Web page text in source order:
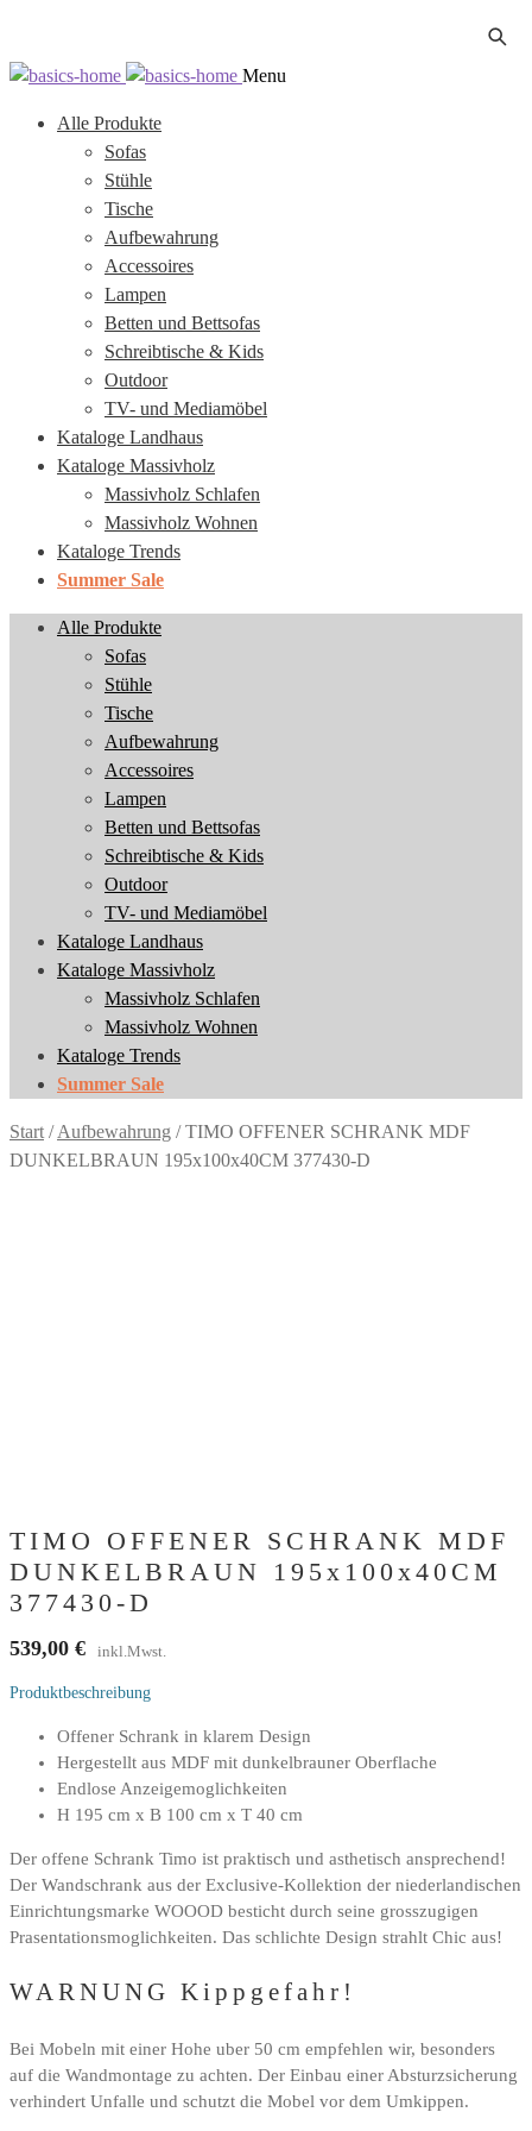
Zur
springen
Zum
springen
Menu
Alle Produkte
Sofas
Stühle
Tische
Aufbewahrung
Accessoires
Lampen
Betten und Bettsofas
Schreibtische & Kids
Outdoor
TV- und Mediamöbel
Kataloge Landhaus
Kataloge Massivholz
Massivholz Schlafen
Massivholz Wohnen
Kataloge Trends
Summer Sale
Alle Produkte
Sofas
Stühle
Tische
Aufbewahrung
Accessoires
Lampen
Betten und Bettsofas
Schreibtische & Kids
Outdoor
TV- und Mediamöbel
Kataloge Landhaus
Kataloge Massivholz
Massivholz Schlafen
Massivholz Wohnen
Kataloge Trends
Summer Sale
Start /Aufbewahrung /TIMO OFFENER SCHRANK MDF
DUNKELBRAUN 195x100x40CM 377430-D
TIMO OFFENER SCHRANK MDF
DUNKELBRAUN 195x100x40CM
377430-D
539,00 € inkl.Mwst.
Produktbeschreibung
Offener Schrank in klarem Design
Hergestellt aus MDF mit dunkelbrauner Oberflache
Endlose Anzeigemoglichkeiten
H 195 cm x B 100 cm x T 40 cm
Der offene Schrank Timo ist praktisch und asthetisch ansprechend!
Der Wandschrank aus der Exclusive-Kollektion der niederlandischen
Einrichtungsmarke WOOOD besticht durch seine grosszugigen
Prasentationsmoglichkeiten. Das schlichte Design strahlt Chic aus!
WARNUNG Kippgefahr!
Bei Mobeln mit einer Hohe uber 50 cm empfehlen wir, besonders
auf die Wandmontage zu achten. Der Einbau einer Absturzsicherung
verhindert Unfalle und schutzt die Mobel vor dem Umkippen.